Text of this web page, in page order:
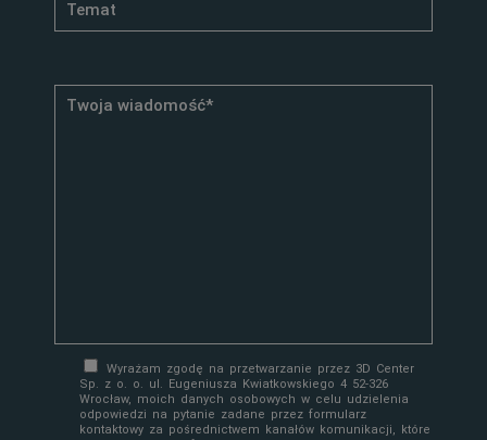
Wyrażam zgodę na przetwarzanie przez 3D Center
Sp. z o. o. ul. Eugeniusza Kwiatkowskiego 4 52-326
Wrocław, moich danych osobowych w celu udzielenia
odpowiedzi na pytanie zadane przez formularz
kontaktowy za pośrednictwem kanałów komunikacji, które